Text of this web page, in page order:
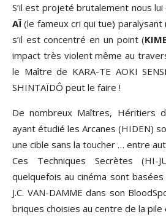
S’il est projeté brutalement nous
AÏ (le fameux cri qui tue)
s’il est concentré en un point (
impact très violent même au
le Maître de KARA-TE AOKI
SHINTAÏDÔ peut le faire !
De nombreux Maîtres, Héritiers
ayant étudié les Arcanes (HIDEN)
une cible sans la toucher … entre
Ces Techniques Secrètes (HI-
quelquefois au cinéma sont
J.C. VAN-DAMME dans son
briques choisies au centre de la pile